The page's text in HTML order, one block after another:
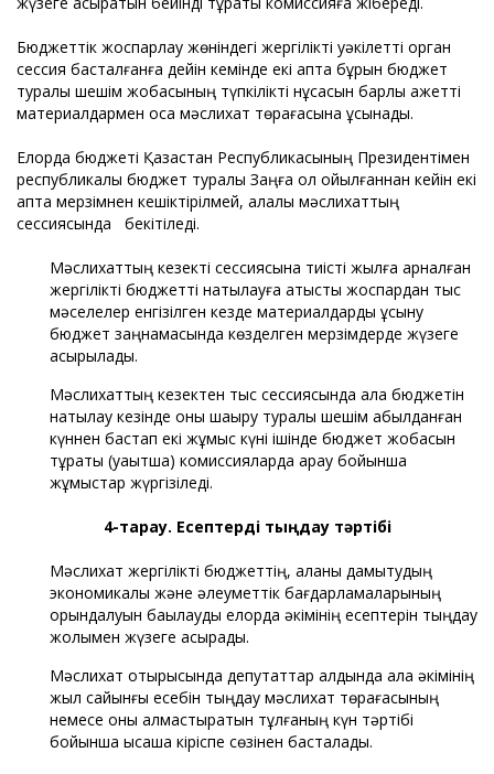
Бюджеттік жоспарлау жөніндегі жергілікті уәкілетті орган
сессия басталғанға дейін кемінде екі апта бұрын бюджет
туралы шешім жобасының түпкілікті нұсқасын барлық қажетті
материалдармен қоса мәслихат төрағасына ұсынады.
Елорда бюджеті Қазақстан Республикасының Президентімен
республикалық бюджет туралы Заңға қол қойылғаннан кейін екі
апта мерзімнен кешіктірілмей, қалалық мәслихаттың
сессиясында бекітіледі.
Мәслихаттың кезекті сессиясына тиісті жылға арналған
жергілікті бюджетті нақтылауға қатысты жоспардан тыс
мәселелер енгізілген кезде материалдарды ұсыну
бюджет заңнамасында көзделген мерзімдерде жүзеге
асырылады.
Мәслихаттың кезектен тыс сессиясында қала бюджетін
нақтылау кезінде оны шақыру туралы шешім қабылданған
күннен бастап екі жұмыс күні ішінде бюджет жобасын
тұрақты (уақытша) комиссияларда қарау бойынша
жұмыстар жүргізіледі.
4-тарау. Есептерді тыңдау тәртібі
Мәслихат жергілікті бюджеттің, қаланы дамытудың
экономикалық және әлеуметтік бағдарламаларының
орындалуын бақылауды елорда әкімінің есептерін тыңдау
жолымен жүзеге асырады.
Мәслихат отырысында депутаттар алдында қала әкімінің
жыл сайынғы есебін тыңдау мәслихат төрағасының
немесе оны алмастыратын тұлғаның күн тәртібі
бойынша қысқаша кіріспе сөзінен басталады.